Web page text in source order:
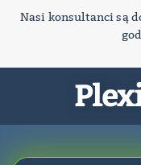
Nasi konsultanci są